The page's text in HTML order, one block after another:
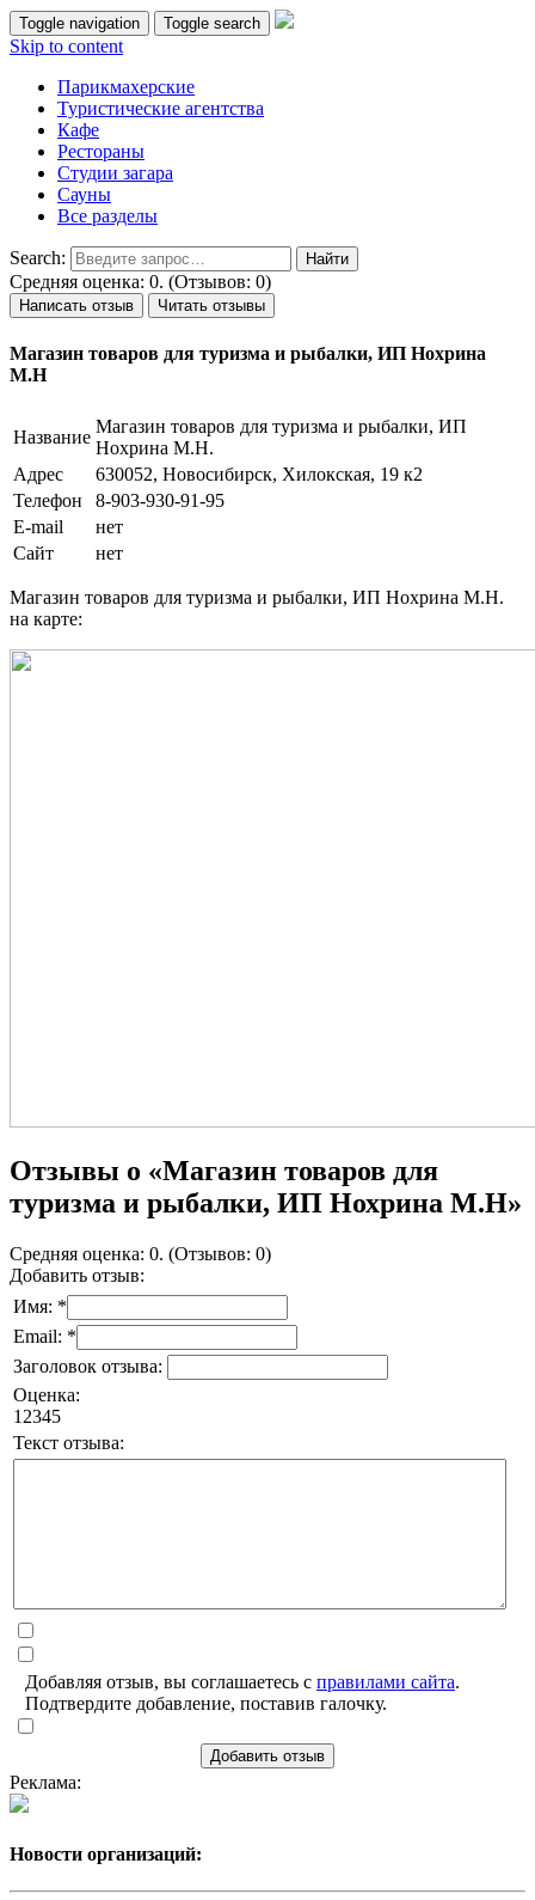
Toggle navigation Toggle search
Skip to content
Парикмахерские
Туристические агентства
Кафе
Рестораны
Студии загара
Сауны
Все разделы
Search:
Средняя оценка: 0. (Отзывов: 0)
Написать отзыв Читать отзывы
Магазин товаров для туризма и рыбалки, ИП Нохрина
М.Н
Название
Магазин товаров для туризма и рыбалки, ИП
Нохрина М.Н.
Адрес
630052, Новосибирск, Хилокская, 19 к2
Телефон
8-903-930-91-95
E-mail
нет
Сайт
нет
Магазин товаров для туризма и рыбалки, ИП Нохрина М.Н.
на карте:
Отзывы о «Магазин товаров для
туризма и рыбалки, ИП Нохрина М.Н»
Средняя оценка: 0. (Отзывов: 0)
Добавить отзыв:
Имя: *
Email: *
Заголовок отзыва:
Оценка:
1 2345
Текст отзыва:
Добавляя отзыв, вы соглашаетесь с правилами сайта.
Подтвердите добавление, поставив галочку.
Добавить отзыв
Реклама:
Новости организаций: